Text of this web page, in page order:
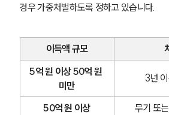
경우 가중처벌하도록 정하고 있습니다.
이득액 규모
5억 원 이상 50억 원
미만
3년
50억 원 이상 무기 또